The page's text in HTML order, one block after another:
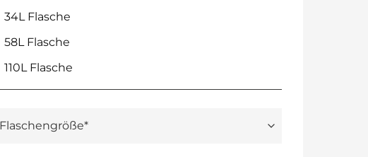
34L Flasche
58L Flasche
110L Flasche